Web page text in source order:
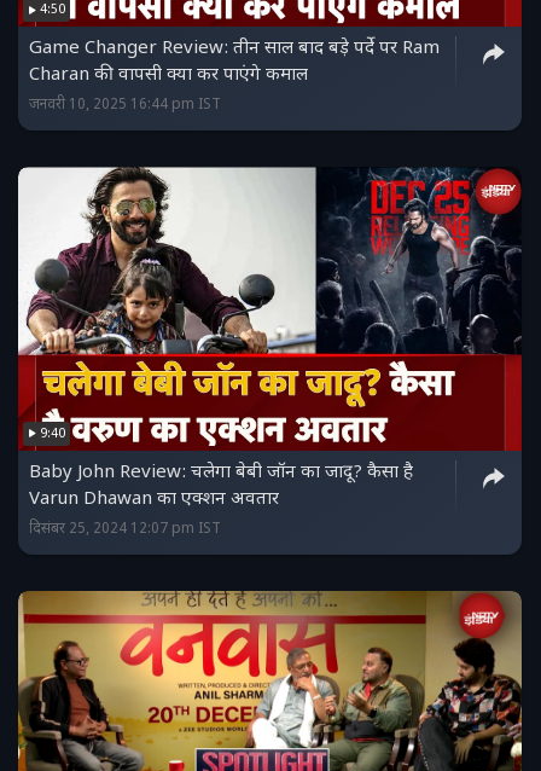
4:50
Game Changer Review: तीन साल बाद बड़े पर्दे पर Ram
Charan की वापसी क्या कर पाएंगे कमाल
जनवरी 10, 2025 16:44 pm IST
9:40
Baby John Review: चलेगा बेबी जॉन का जादू? कैसा है
Varun Dhawan का एक्शन अवतार
दिसंबर 25, 2024 12:07 pm IST